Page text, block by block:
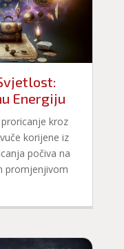
Energiju
kroz
korijene iz
počiva na
promjenjivom